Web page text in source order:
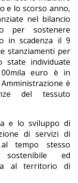
e lo scorso anno,
nel bilancio
per sostenere
in scadenza il 9
stanziamenti per
individuate
euro è in
è
del tessuto
e lo sviluppo di
di servizi di
tempo stesso
sostenibile ed
al territorio di